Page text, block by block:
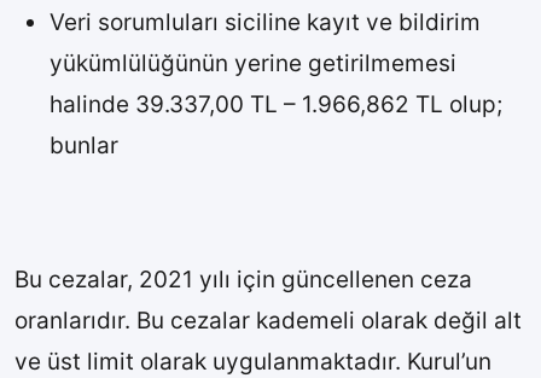
Veri sorumluları siciline kayıt ve bildirim
yükümlülüğünün yerine getirilmemesi
halinde 39.337,00 TL – 1.966,862 TL olup;
bunlar
Bu cezalar, 2021 yılı için güncellenen ceza
oranlarıdır. Bu cezalar kademeli olarak değil alt
ve üst limit olarak uygulanmaktadır. Kurul’un